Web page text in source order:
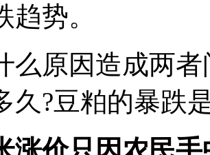
趋势。
么原因造成两
久?豆粕的暴跌